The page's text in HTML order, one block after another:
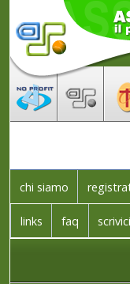
chi siamo
links faq scrivici